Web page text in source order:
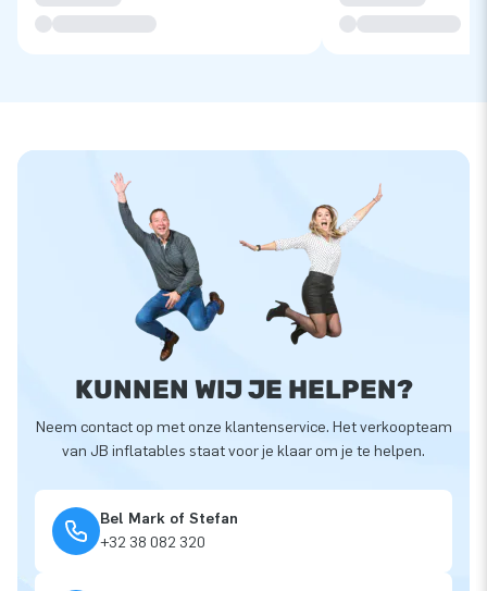
KUNNEN WIJ JE HELPEN?
Neem contact op met onze klantenservice. Het verkoopteam
van JB inflatables staat voor je klaar om je te helpen.
Bel Mark of Stefan
+32 38 082 320